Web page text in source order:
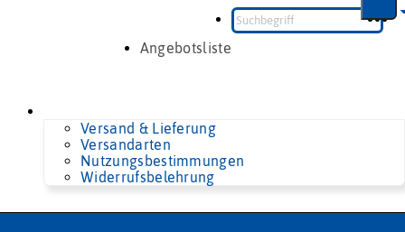
Angebotsliste
Versand & Lieferung
Versandarten
Nutzungsbestimmungen
Widerrufsbelehrung